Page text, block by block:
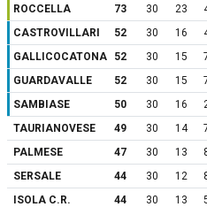
ROCCELLA
73 30 23
CASTROVILLARI
52 30 16
GALLICOCATONA
52 30 15
GUARDAVALLE
52 30 15
SAMBIASE
50 30 16
TAURIANOVESE
49 30 14
PALMESE
47 30 13
SERSALE
44 30 12
ISOLA C.R.
44 30 13